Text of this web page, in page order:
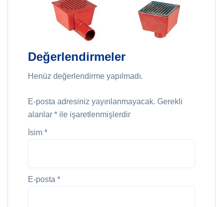
Değerlendirmeler
Henüz değerlendirme yapılmadı.
E-posta adresiniz yayınlanmayacak. Gerekli
alanlar * ile işaretlenmişlerdir
İsim *
E-posta *